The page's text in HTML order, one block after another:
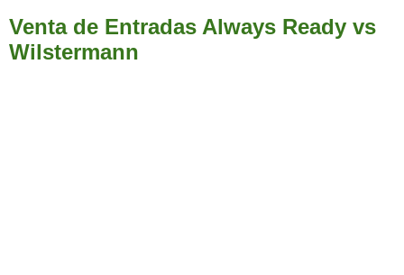
Venta de Entradas Always Ready vs
Wilstermann